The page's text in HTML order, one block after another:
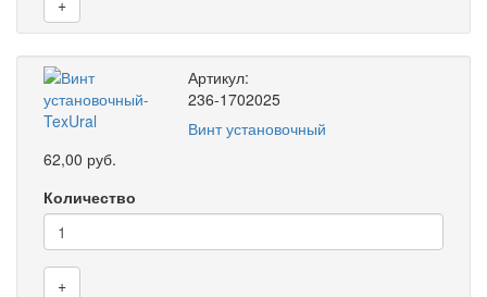
Артикул:
236-1702025
Винт установочный
62,00 руб.
Количество
+